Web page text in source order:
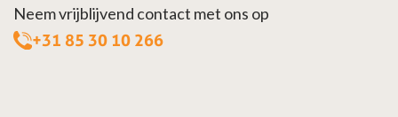
Neem vrijblijvend contact met ons op
+31 85 30 10 266